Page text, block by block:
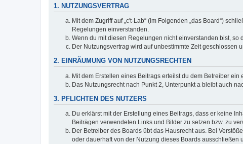
1. NUTZUNGSVERTRAG
Mit dem Zugriff auf „c't-Lab“ (im Folgenden „das Board“)
Regelungen einverstanden.
Wenn du mit diesen Regelungen nicht einverstanden bist,
Der Nutzungsvertrag wird auf unbestimmte Zeit
2. EINRÄUMUNG VON NUTZUNGSRECHTEN
Mit dem Erstellen eines Beitrags erteilst du dem Betreiber
Das Nutzungsrecht nach Punkt 2, Unterpunkt a bleibt auch
3. PFLICHTEN DES NUTZERS
Du erklärst mit der Erstellung eines Beitrags, dass er keine
Beiträgen verwendeten Links und Bilder zu setzen bzw. zu
Der Betreiber des Boards übt das Hausrecht aus. Bei
oder dauerhaft von der Nutzung dieses Boards ausschließen